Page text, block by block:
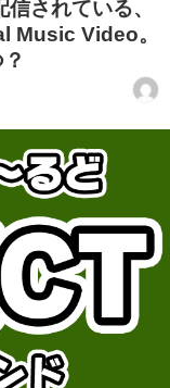
されている、
Music Video。